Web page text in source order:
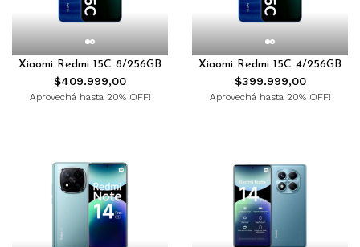
Xiaomi Redmi 15C 8/256GB
$409.999,00
Aprovechá hasta 20% OFF!
Xiaomi Redmi 15C 4/256GB
$399.999,00
Aprovechá hasta 20% OFF!